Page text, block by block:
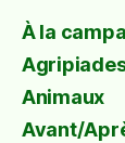
À la
Animaux
Avant/